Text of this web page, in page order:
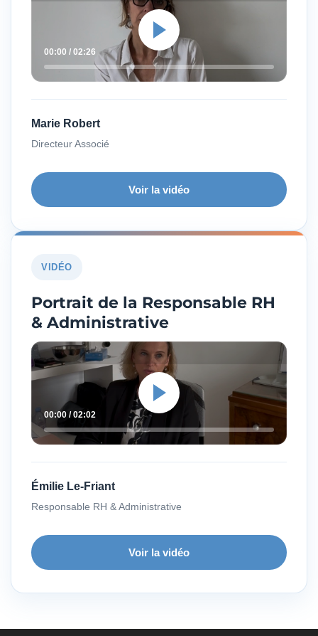
00:00 / 02:26
Marie Robert
Directeur Associé
Voir la vidéo
VIDÉO
Portrait de la Responsable RH
& Administrative
00:00 / 02:02
Émilie Le-Friant
Responsable RH & Administrative
Voir la vidéo